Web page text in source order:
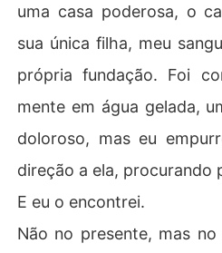
uma casa poderosa, o
sua única filha, meu
própria fundação. Foi
mente em água gelada,
doloroso, mas eu
direção a ela, procurando
E eu o encontrei.
Não no presente, mas